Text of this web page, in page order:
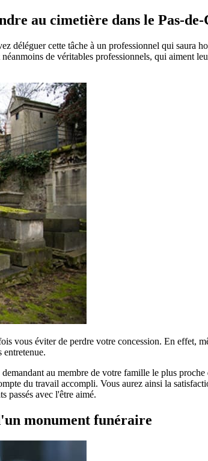
au cimetière dans le Pas-de-
déléguer cette tâche à un professionnel qui saura
de véritables professionnels, qui aiment
vous éviter de perdre votre concession. En effet,
entretenue.
au membre de votre famille le plus
du travail accompli. Vous aurez ainsi la
passés avec l'être aimé.
monument funéraire